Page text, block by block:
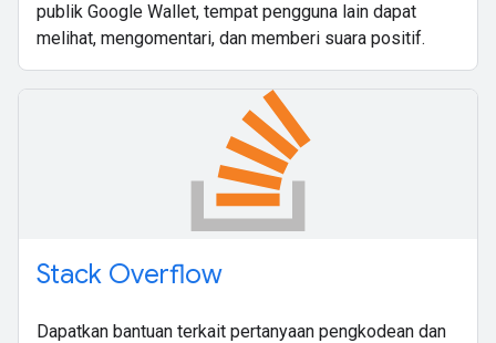
publik Google Wallet, tempat pengguna lain dapat
melihat, mengomentari, dan memberi suara positif.
Stack Overflow
Dapatkan bantuan terkait pertanyaan pengkodean dan